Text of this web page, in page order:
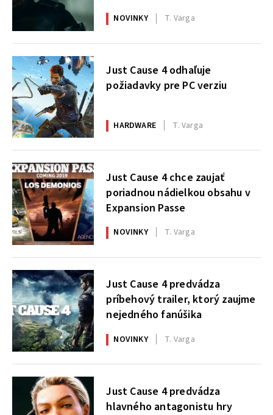
NOVINKY T. Varga
Just Cause 4 odhaľuje
požiadavky pre PC verziu
HARDWARE T. Varga
Just Cause 4 chce zaujať
poriadnou nádielkou obsahu v
Expansion Passe
NOVINKY T. Varga
Just Cause 4 predvádza
príbehový trailer, ktorý zaujme
nejedného fanúšika
NOVINKY T. Varga
Just Cause 4 predvádza
hlavného antagonistu hry